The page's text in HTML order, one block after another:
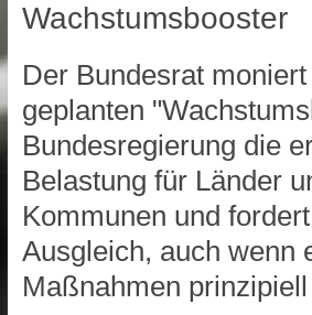
Wachstumsbooster
Der Bundesrat moniert
geplanten
Bundesregierung die
Belastung für Länder
Kommunen und
Ausgleich, auch wenn
Maßnahmen